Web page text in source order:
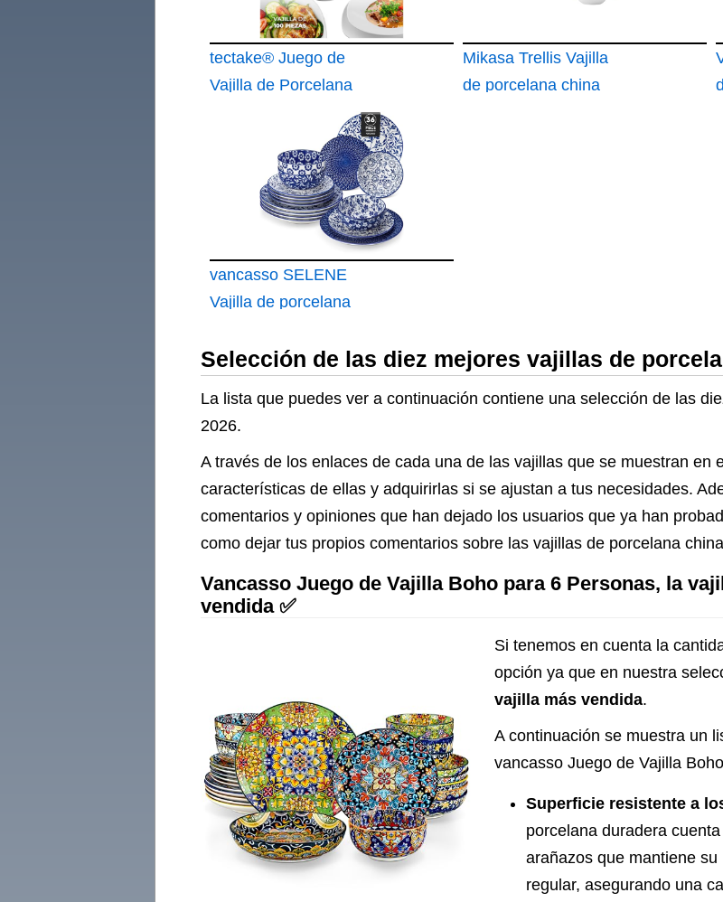
tectake® Juego de
Vajilla de Porcelana
Mikasa Trellis Vajilla
de porcelana china
vancasso SELENE
Vajilla de porcelana
Selección de las diez mejores vajillas de
La lista que puedes ver a continuación contiene una selección de las
2026.
A través de los enlaces de cada una de las vajillas que se muestran en
características de ellas y adquirirlas si se ajustan a tus necesidades.
comentarios y opiniones que han dejado los usuarios que ya han
como dejar tus propios comentarios sobre las vajillas de porcelana
Vancasso Juego de Vajilla Boho para 6 Personas, la
vendida ✅
Si tenemos en cuenta la
opción ya que en nuestra
vajilla más vendida.
A continuación se muestra un
vancasso Juego de Vajilla
Superficie resistente a
porcelana duradera
arañazos que mantiene
regular, asegurando una